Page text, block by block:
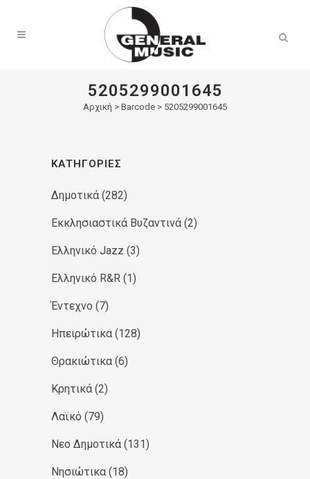
5205299001645
Αρχική > Barcode > 5205299001645
ΚΑΤΗΓΟΡΊΕΣ
Δημοτικά (282)
Εκκλησιαστικά Βυζαντινά (2)
Ελληνικό Jazz (3)
Ελληνικό R&R (1)
Έντεχνο (7)
Ηπειρώτικα (128)
Θρακιώτικα (6)
Κρητικά (2)
Λαϊκό (79)
Νεο Δημοτικά (131)
Νησιώτικα (18)